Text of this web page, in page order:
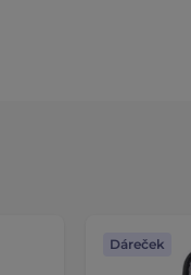
Dáreček